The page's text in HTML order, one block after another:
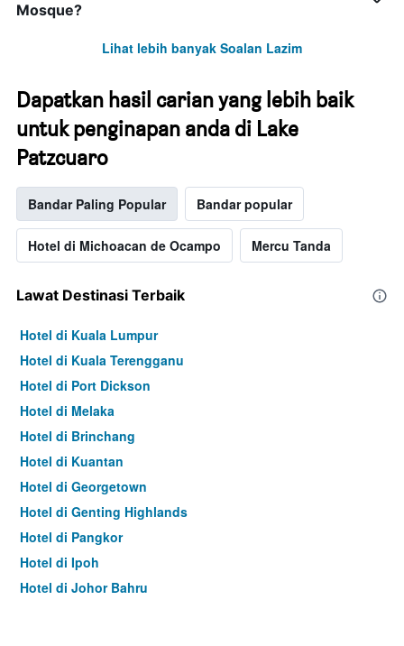
Mosque?
Lihat lebih banyak Soalan Lazim
Dapatkan hasil carian yang lebih baik
untuk penginapan anda di Lake
Patzcuaro
Bandar Paling Popular Bandar popular
Hotel di Michoacan de Ocampo Mercu Tanda
Lawat Destinasi Terbaik
Hotel di Kuala Lumpur
Hotel di Kuala Terengganu
Hotel di Port Dickson
Hotel di Melaka
Hotel di Brinchang
Hotel di Kuantan
Hotel di Georgetown
Hotel di Genting Highlands
Hotel di Pangkor
Hotel di Ipoh
Hotel di Johor Bahru